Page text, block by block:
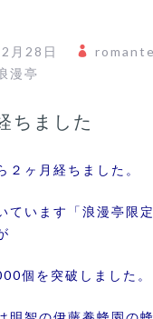
月28日
漫亭
ちました
２ヶ月経ちました。
ています「浪漫亭限
個を突破しました。